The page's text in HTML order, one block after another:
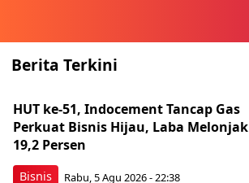
Berita Terkini
Bisnis
HUT ke-51, Indocement Tancap Gas
Perkuat Bisnis Hijau, Laba Melonjak
19,2 Persen
Rabu, 5 Agu 2026 - 22:38